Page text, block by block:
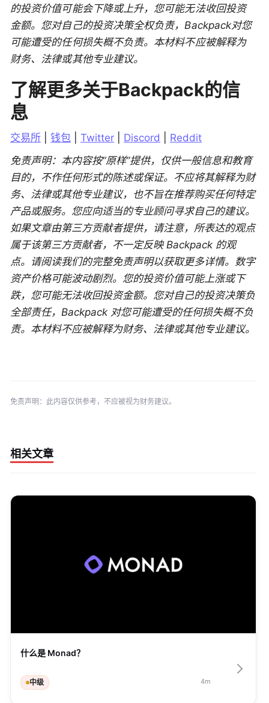
的投资价值可能会下降或上升，您可能无法收回投资
金额。您对自己的投资决策全权负责，Backpack对您
可能遭受的任何损失概不负责。本材料不应被解释为
财务、法律或其他专业建议。
了解更多关于Backpack的信
息
交易所 钱包 Twitter Discord
Reddit
免责声明：本内容按“原样”提供，仅供一般信息和教育
目的，不作任何形式的陈述或保证。不应将其解释为财
务、法律或其他专业建议，也不旨在推荐购买任何特定
产品或服务。您应向适当的专业顾问寻求自己的建议。
如果文章由第三方贡献者提供，请注意，所表达的观点
属于该第三方贡献者，不一定反映 Backpack 的观
点。请阅读我们的完整免责声明以获取更多详情。数字
资产价格可能波动剧烈。您的投资价值可能上涨或下
跌，您可能无法收回投资金额。您对自己的投资决策负
全部责任，Backpack 对您可能遭受的任何损失概不负
责。本材料不应被解释为财务、法律或其他专业建议。
免责声明：此内容仅供参考，不应被视为财务建议。
相关文章
什么是 Monad？
中级 4m